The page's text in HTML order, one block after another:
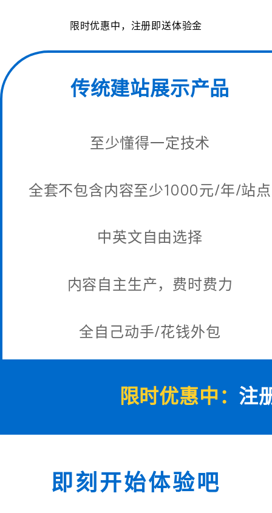
限时优惠中，注册即送体验金
传统建站展示产品
至少懂得一定技术
全套不包含内容至少1000元/年/站点
中英文自由选择
内容自主生产，费时费力
全自己动手/花钱外包
限时优惠中： 注
即刻开始体验吧